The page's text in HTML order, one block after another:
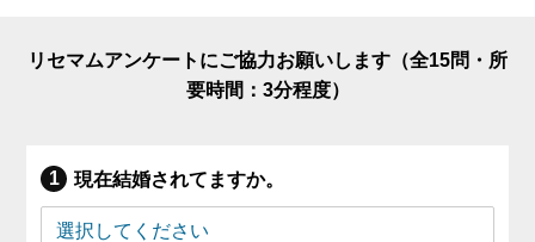
リセマムアンケートにご協力お願いします（全15問・所
要時間：3分程度）
現在結婚されてますか。